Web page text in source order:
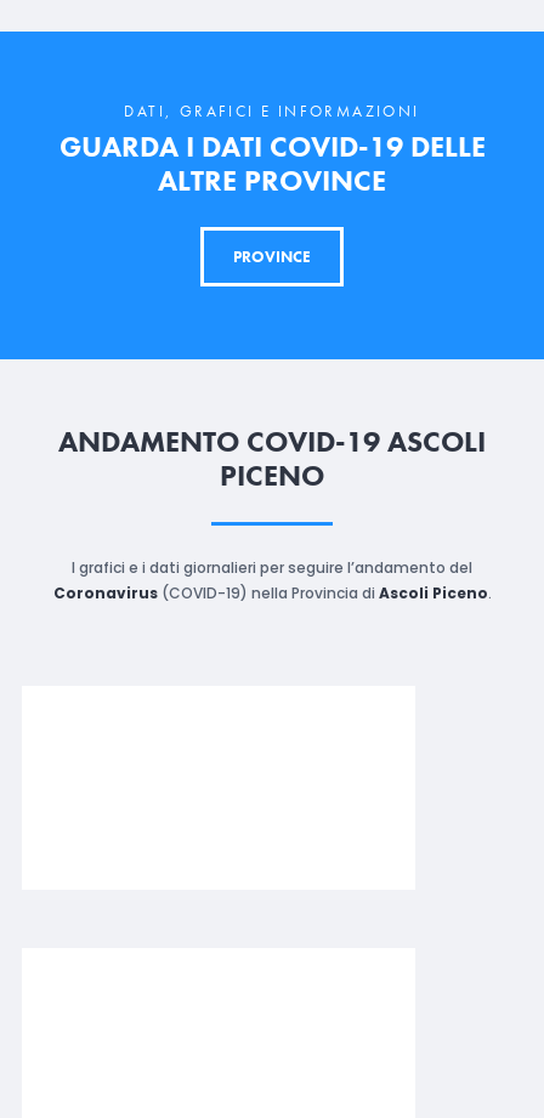
DATI, GRAFICI E INFORMAZIONI
GUARDA I DATI COVID-19 DELLE
ALTRE PROVINCE
PROVINCE
ANDAMENTO COVID-19 ASCOLI
PICENO
I grafici e i dati giornalieri per seguire l’andamento del
Coronavirus(COVID-19) nella Provincia di Ascoli Piceno.